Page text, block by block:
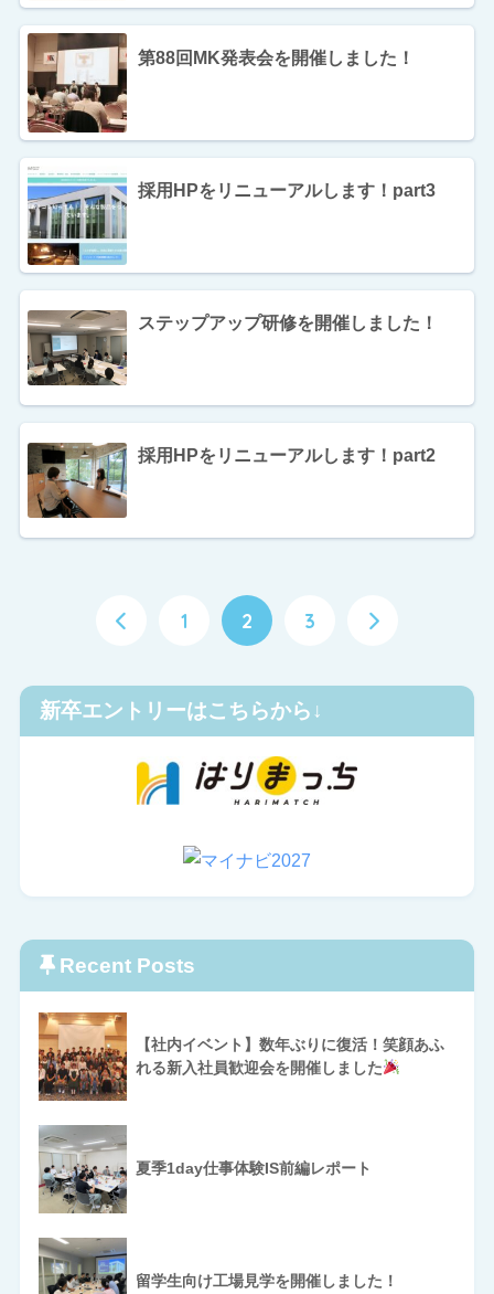
第88回MK発表会を開催しました！
採用HPをリニューアルします！part3
ステップアップ研修を開催しました！
採用HPをリニューアルします！part2
1 2 3
新卒エントリーはこちらから↓
Recent Posts
【社内イベント】数年ぶりに復活！笑顔あふ
れる新入社員歓迎会を開催しました
夏季1day仕事体験IS前編レポート
留学生向け工場見学を開催しました！